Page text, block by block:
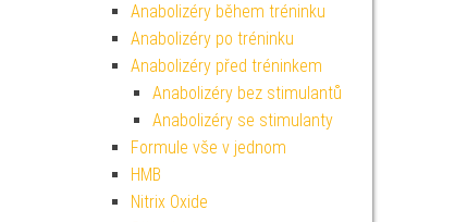
Anabolizéry během tréninku
Anabolizéry po tréninku
Anabolizéry před tréninkem
Anabolizéry bez stimulantů
Anabolizéry se stimulanty
Formule vše v jednom
HMB
Nitrix Oxide